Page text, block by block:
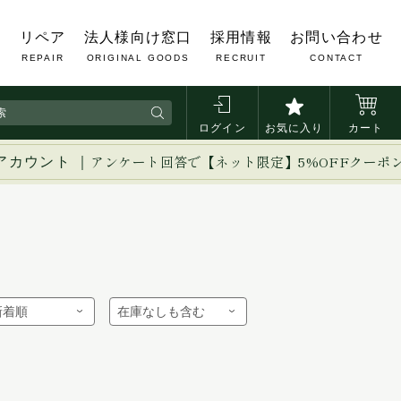
ログイン お気に入り カート
リペア
REPAIR
法人様向け窓口
ORIGINAL GOODS
採用情報
RECRUIT
お問い合わせ
CONTACT
ウント ｜ アンケート回答で【ネット限定】5%OFFクーポ